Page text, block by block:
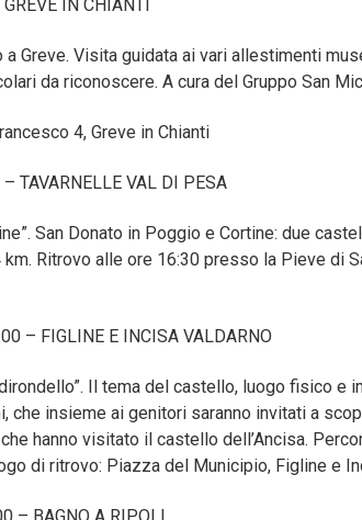
IN CHIANTI
Greve. Visita guidata ai vari allestimenti
da riconoscere. A cura del Gruppo San
4, Greve in Chianti
TAVARNELLE VAL DI PESA
San Donato in Poggio e Cortine: due
Ritrovo alle ore 16:30 presso la Pieve di
– FIGLINE E INCISA VALDARNO
Il tema del castello, luogo fisico
che insieme ai genitori saranno invitati a
hanno visitato il castello dell’Ancisa.
di ritrovo: Piazza del Municipio, Figline e
– BAGNO A RIPOLI